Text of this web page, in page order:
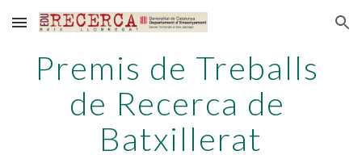
Skip to main content Skip to navigation
Premis de Treballs
de Recerca de
Batxillerat